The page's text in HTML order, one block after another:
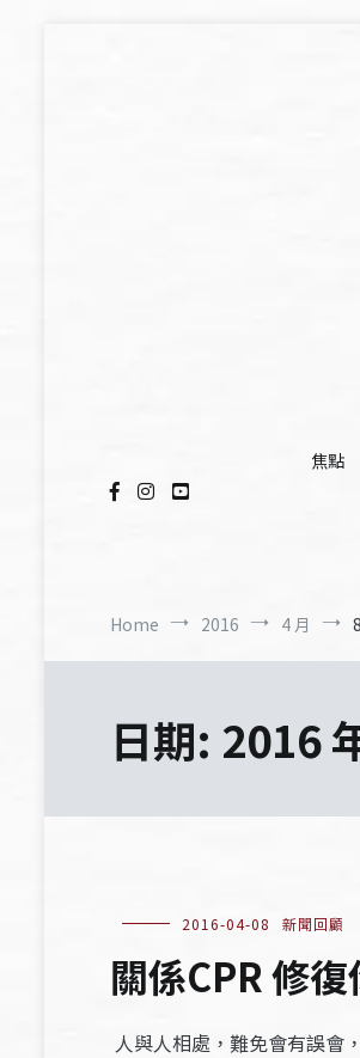
焦點
Home 2016 4 月 8
日期: 2016
2016-04-08 新聞回顧
關係CPR 修
人與人相處，難免會有誤會